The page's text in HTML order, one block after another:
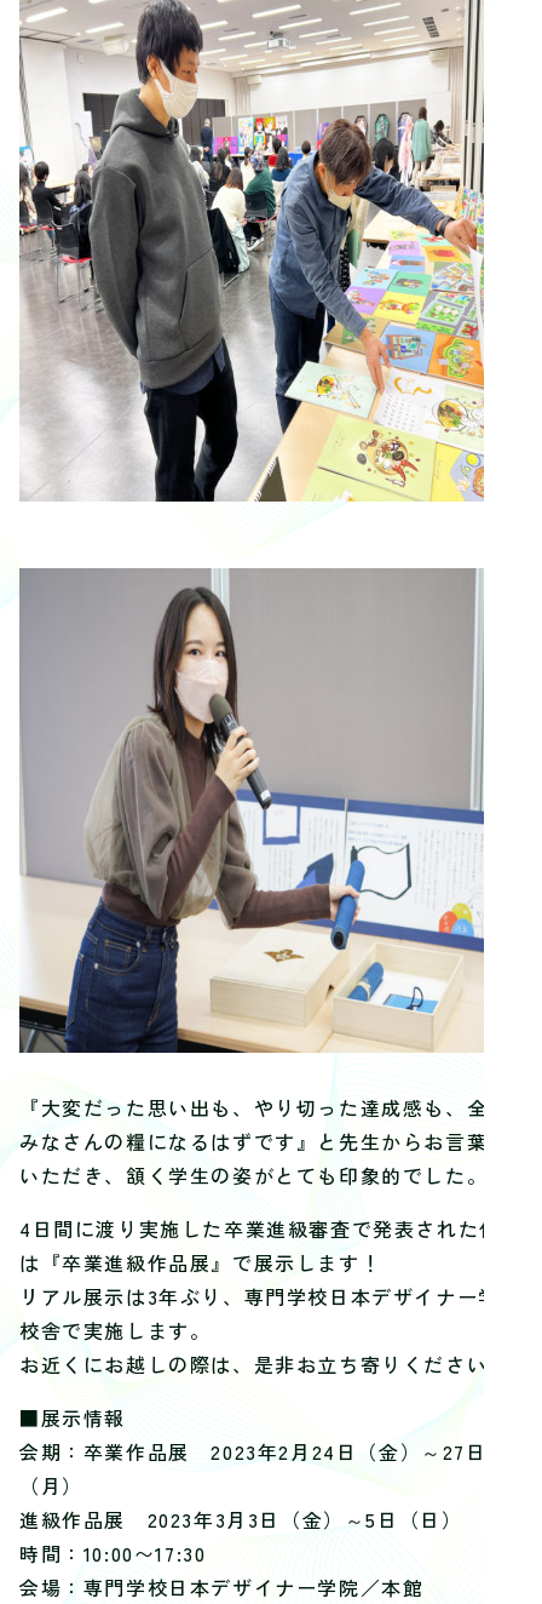
『大変だった思い出も、やり切った達成感も、全て
みなさんの糧になるはずです』と先生からお言葉を
いただき、頷く学生の姿がとても印象的でした。
4日間に渡り実施した卒業進級審査で発表された作品
は『卒業進級作品展』で展示します！
リアル展示は3年ぶり、専門学校日本デザイナー学院
校舎で実施します。
お近くにお越しの際は、是非お立ち寄りください！
■展示情報
会期：卒業作品展 2023年2月24日（金）～27日
（月）
進級作品展 2023年3月3日（金）～5日（日）
時間：10:00〜17:30
会場：専門学校日本デザイナー学院／本館